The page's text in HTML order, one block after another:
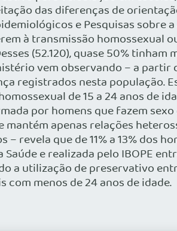
das diferenças de
e Pesquisas sobre
à transmissão homossexual
(52.120), quase 50%
vem observando – a
registrados nesta população.
de 15 a 24 anos de
por homens que fazem
apenas relações
revela que de 11% a 13% dos
e realizada pelo IBOPE
a utilização de preservativo
menos de 24 anos de idade.